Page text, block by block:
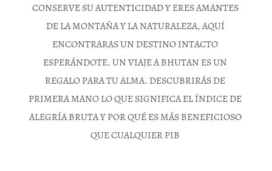
CONSERVE SU AUTENTICIDAD Y ERES AMANTES
DE LA MONTAÑA Y LA NATURALEZA, AQUÍ
ENCONTRARAS UN DESTINO INTACTO
ESPERÁNDOTE. UN VIAJE A BHUTAN ES UN
REGALO PARA TU ALMA. DESCUBRIRÁS DE
PRIMERA MANO LO QUE SIGNIFICA EL ÍNDICE DE
ALEGRÍA BRUTA Y POR QUÉ ES MÁS BENEFICIOSO
QUE CUALQUIER PIB